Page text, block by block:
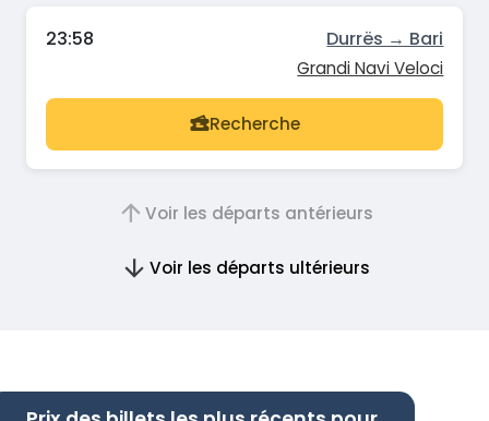
23:58 Durrës → Bari
Grandi Navi Veloci
Recherche
Voir les départs antérieurs
Voir les départs ultérieurs